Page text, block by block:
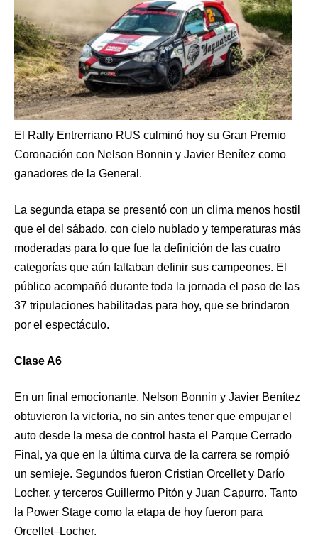
El Rally Entrerriano RUS culminó hoy su Gran Premio
Coronación con Nelson Bonnin y Javier Benítez como
ganadores de la General.
La segunda etapa se presentó con un clima menos hostil
que el del sábado, con cielo nublado y temperaturas más
moderadas para lo que fue la definición de las cuatro
categorías que aún faltaban definir sus campeones. El
público acompañó durante toda la jornada el paso de las
37 tripulaciones habilitadas para hoy, que se brindaron
por el espectáculo.
Clase A6
En un final emocionante, Nelson Bonnin y Javier Benítez
obtuvieron la victoria, no sin antes tener que empujar el
auto desde la mesa de control hasta el Parque Cerrado
Final, ya que en la última curva de la carrera se rompió
un semieje. Segundos fueron Cristian Orcellet y Darío
Locher, y terceros Guillermo Pitón y Juan Capurro. Tanto
la Power Stage como la etapa de hoy fueron para
Orcellet–Locher.